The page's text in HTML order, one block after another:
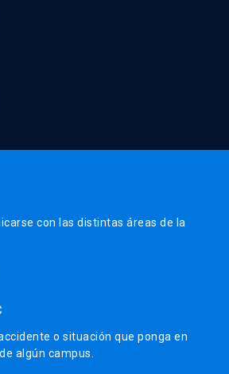
con las distintas áreas de la
o situación que ponga en
algún campus.